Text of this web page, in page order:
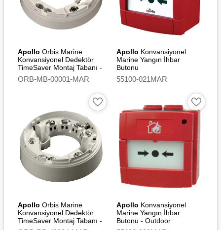
ABS - American Bureau of
Shipping
DBI - MED - Marine
2014/90/EU - EC Type
Examination (Module B)
Certificate
Certificate
DBI – UK Quality System
(Module D) Certificate
DBI-UK – (Marine
Equipment) Regulations
2016 SI 2016/1025 – UK-
Type Examination (Module
B) Certificate
Apollo Orbis Marine
Konvansiyonel Dedektör
TimeSaver Montaj Tabanı -
Continuity Switch
ORB-MB-00001-MAR
Apollo Konvansiyonel
Marine Yangın İhbar
Butonu
55100-021MAR
Apollo Orbis Marine
Konvansiyonel Dedektör
TimeSaver Montaj Tabanı -
Apollo Konvansiyonel
Marine Yangın İhbar
Butonu - Outdoor